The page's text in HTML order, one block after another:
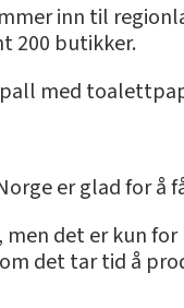
inn til
200 butikker.
med
er glad for
det er kun
det tar tid å